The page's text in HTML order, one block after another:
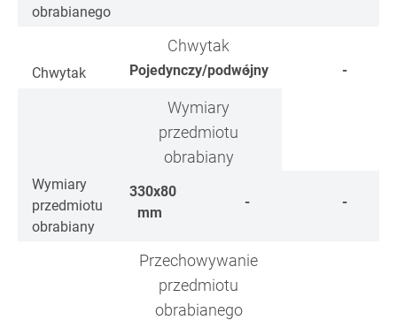
obrabianego
Chwytak
Chwytak Pojedynczy/podwójny
- -
Wymiary
przedmiotu
obrabiany
Wymiary
przedmiotu
obrabiany
330x80
mm
- -
Przechowywanie
przedmiotu
obrabianego